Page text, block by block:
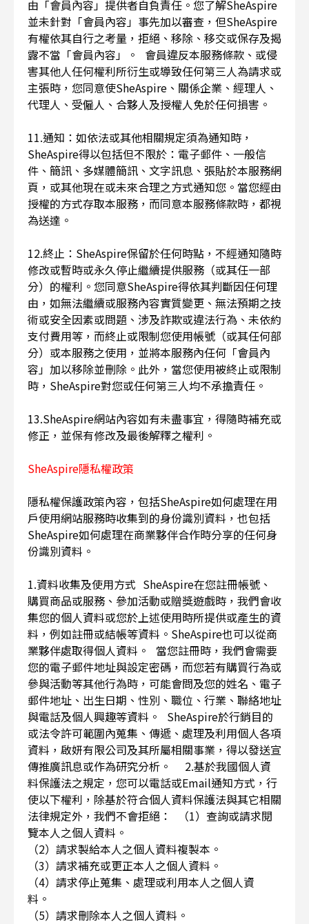
由「會員內容」提供者自負責任。您了解SheAspire
並未針對「會員內容」事先加以審查，但SheAspire
有權依其自行之考量，拒絕、移除、移交或保存及揭
露不當「會員內容」。 會員違反本服務條款、或侵
害其他人任何權利所衍生或導致任何第三人為請求或
主張時，您同意使SheAspire、關係企業、經理人、
代理人、受僱人、合夥人及授權人免於任何損害。
11.通知：如依法或其他相關規定須為通知時，
SheAspire得以包括但不限於：電子郵件、一般信
件、簡訊、多媒體簡訊、文字訊息、張貼於本服務網
頁，或其他現在或未來合理之方式通知您。當您經由
授權的方式存取本服務，而同意本服務條款時，都視
為送達。
12.終止：SheAspire保留於任何時點，不經通知隨時
修改或暫時或永久停止繼續提供服務（或其任一部
分）的權利。您同意SheAspire得依其判斷因任何理
由，如無法繼續或服務內容實質變更、無法預期之技
術或安全因素或問題、涉及詐欺或違法行為、未依約
支付費用等，而終止或限制您使用帳號（或其任何部
分）或本服務之使用，並將本服務內任何「會員內
容」加以移除並刪除。此外，當您使用被終止或限制
時，SheAspire對您或任何第三人均不承擔責任。
13.SheAspire網站內容如有未盡事宜，得隨時補充或
修正，並保有修改及最後解釋之權利。
SheAspire隱私權政策
隱私權保護政策內容，包括SheAspire如何處理在用
戶使用網站服務時收集到的身份識別資料，也包括
SheAspire如何處理在商業夥伴合作時分享的任何身
份識別資料。
1.資料收集及使用方式 SheAspire在您註冊帳號、
購買商品或服務、參加活動或贈獎遊戲時，我們會收
集您的個人資料或您於上述使用時所提供或產生的資
料，例如註冊或結帳等資料。SheAspire也可以從商
業夥伴處取得個人資料。 當您註冊時，我們會需要
您的電子郵件地址與設定密碼，而您若有購買行為或
參與活動等其他行為時，可能會問及您的姓名、電子
郵件地址、出生日期、性別、職位、行業、聯絡地址
與電話及個人興趣等資料。 SheAspire於行銷目的
或法令許可範圍內蒐集、傳遞、處理及利用個人各項
資料，啟妍有限公司及其所屬相關事業，得以發送宣
傳推廣訊息或作為研究分析。 2.基於我國個人資
料保護法之規定，您可以電話或Email通知方式，行
使以下權利，除基於符合個人資料保護法與其它相關
法律規定外，我們不會拒絕： （1）查詢或請求閱
覽本人之個人資料。
（2）請求製給本人之個人資料複製本。
（3）請求補充或更正本人之個人資料。
（4）請求停止蒐集、處理或利用本人之個人資
料。
（5）請求刪除本人之個人資料。